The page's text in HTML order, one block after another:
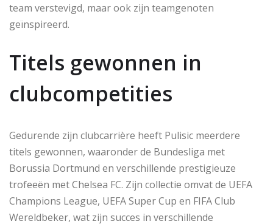
team verstevigd, maar ook zijn teamgenoten
geïnspireerd.
Titels gewonnen in
clubcompetities
Gedurende zijn clubcarrière heeft Pulisic meerdere
titels gewonnen, waaronder de Bundesliga met
Borussia Dortmund en verschillende prestigieuze
trofeeën met Chelsea FC. Zijn collectie omvat de UEFA
Champions League, UEFA Super Cup en FIFA Club
Wereldbeker, wat zijn succes in verschillende